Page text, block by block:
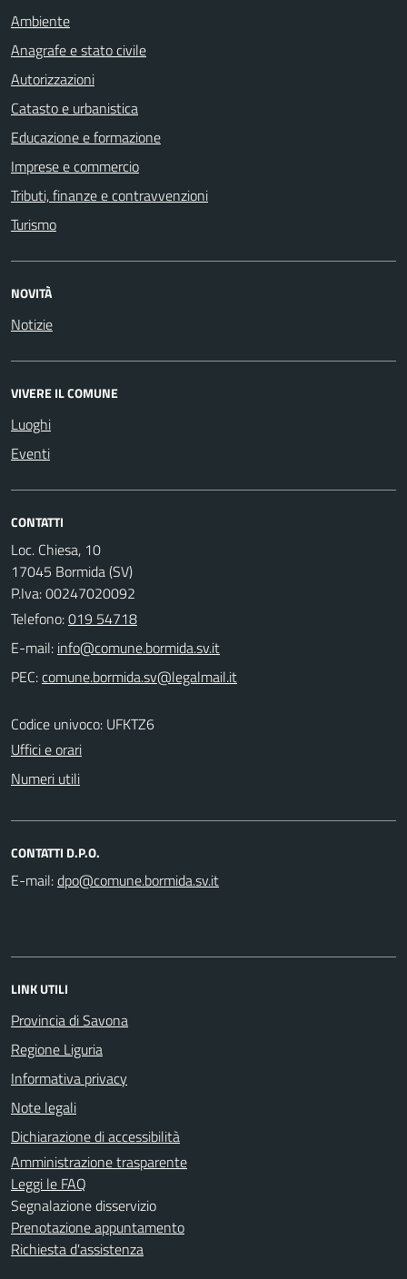
Ambiente
Anagrafe e stato civile
Autorizzazioni
Catasto e urbanistica
Educazione e formazione
Imprese e commercio
Tributi, finanze e contravvenzioni
Turismo
NOVITÀ
Notizie
VIVERE IL COMUNE
Luoghi
Eventi
CONTATTI
Loc. Chiesa, 10
17045 Bormida (SV)
P.Iva: 00247020092
Telefono:019 54718
E-mail:
PEC:
Codice univoco: UFKTZ6
Uffici e orari
Numeri utili
CONTATTI D.P.O.
E-mail:
LINK UTILI
Provincia di Savona
Regione Liguria
Informativa privacy
Note legali
Dichiarazione di accessibilità
Amministrazione trasparente
Leggi le FAQ
Segnalazione disservizio
Prenotazione appuntamento
Richiesta d'assistenza